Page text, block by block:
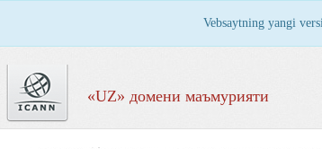
Vebsaytning yangi
«UZ» домени маъмурияти